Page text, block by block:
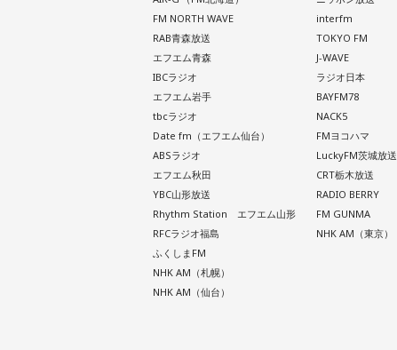
FM NORTH WAVE
RAB青森放送
エフエム青森
IBCラジオ
エフエム岩手
tbcラジオ
Date fm（エフエム仙台）
ABSラジオ
エフエム秋田
YBC山形放送
Rhythm Station エフエム山形
RFCラジオ福島
ふくしまFM
NHK AM（札幌）
NHK AM（仙台）
interfm
TOKYO FM
J-WAVE
ラジオ日本
BAYFM78
NACK5
FMヨコハマ
LuckyFM茨城放送
CRT栃木放送
RADIO BERRY
FM GUNMA
NHK AM（東京）